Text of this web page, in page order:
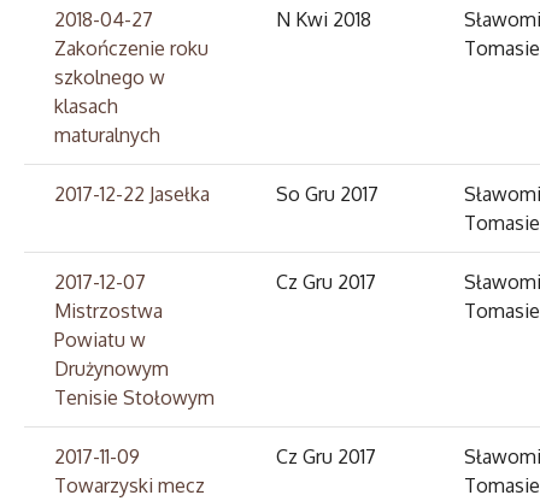
2018-04-27
Zakończenie roku
szkolnego w
klasach
maturalnych
N Kwi 2018
2017-12-22 Jasełka So Gru 2017
2017-12-07
Mistrzostwa
Powiatu w
Drużynowym
Tenisie Stołowym
Cz Gru 2017
2017-11-09
Towarzyski mecz
Cz Gru 2017